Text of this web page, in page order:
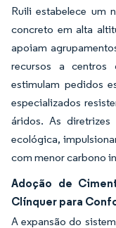
Ruili estabelece um
concreto em alta
apoiam
recursos a centros
estimulam pedidos
especializados
áridos. As diretrizes
ecológica,
com menor carbono
Adoção de
Clínquer para
A expansão do